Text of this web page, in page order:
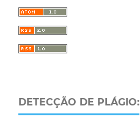
DETECÇÃO DE PLÁGIO: